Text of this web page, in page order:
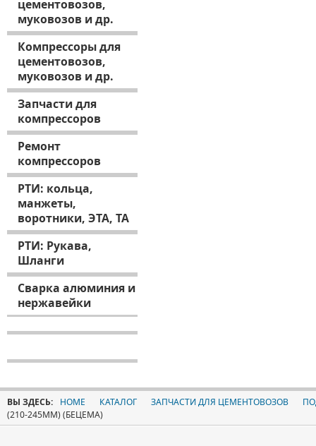
цементовозов,
муковозов и др.
Компрессоры для
цементовозов,
муковозов и др.
Запчасти для
компрессоров
Ремонт
компрессоров
РТИ: кольца,
манжеты,
воротники, ЭТА, ТА
РТИ: Рукава,
Шланги
Сварка алюминия и
нержавейки
ВЫ ЗДЕСЬ: HOME КАТАЛОГ ЗАПЧАСТИ ДЛЯ ЦЕМЕНТОВОЗОВ
(210-245ММ) (БЕЦЕМА)